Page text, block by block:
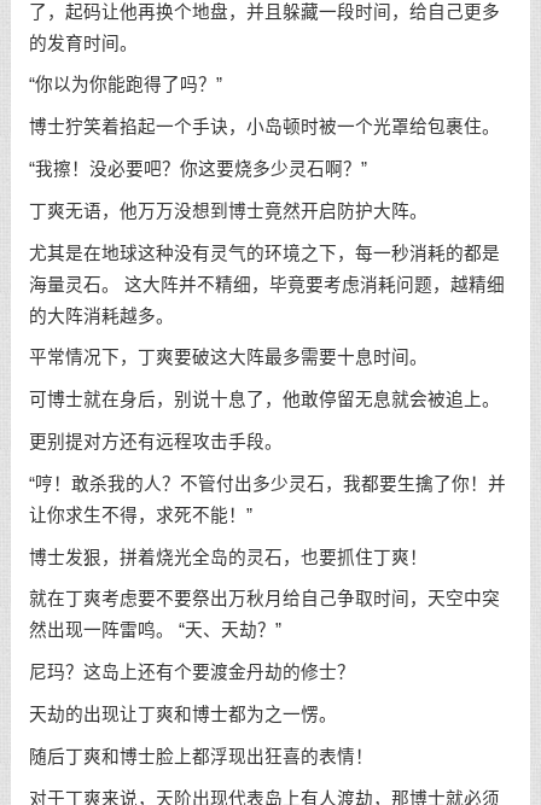
了，起码让他再换个地盘，并且躲藏一段时间，给自己更多
的发育时间。
“你以为你能跑得了吗？”
博士狞笑着掐起一个手诀，小岛顿时被一个光罩给包裹住。
“我擦！没必要吧？你这要烧多少灵石啊？”
丁爽无语，他万万没想到博士竟然开启防护大阵。
尤其是在地球这种没有灵气的环境之下，每一秒消耗的都是
海量灵石。 这大阵并不精细，毕竟要考虑消耗问题，越精细
的大阵消耗越多。
平常情况下，丁爽要破这大阵最多需要十息时间。
可博士就在身后，别说十息了，他敢停留无息就会被追上。
更别提对方还有远程攻击手段。
“哼！敢杀我的人？不管付出多少灵石，我都要生擒了你！并
让你求生不得，求死不能！”
博士发狠，拼着烧光全岛的灵石，也要抓住丁爽！
就在丁爽考虑要不要祭出万秋月给自己争取时间，天空中突
然出现一阵雷鸣。 “天、天劫？”
尼玛？这岛上还有个要渡金丹劫的修士？
天劫的出现让丁爽和博士都为之一愣。
随后丁爽和博士脸上都浮现出狂喜的表情！
对于丁爽来说，天阶出现代表岛上有人渡劫，那博士就必须